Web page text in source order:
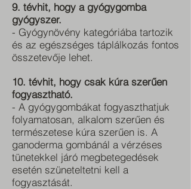
9. tévhit, hogy a gyógygomba
gyógyszer.
- Gyógynövény kategóriába tartozik
és az egészséges táplálkozás fontos
összetevője lehet.
10. tévhit, hogy csak kúra szerűen
fogyasztható.
- A gyógygombákat fogyaszthatjuk
folyamatosan, alkalom szerűen és
természetese kúra szerűen is. A
ganoderma gombánál a vérzéses
tünetekkel járó megbetegedések
esetén szüneteltetni kell a
fogyasztását.